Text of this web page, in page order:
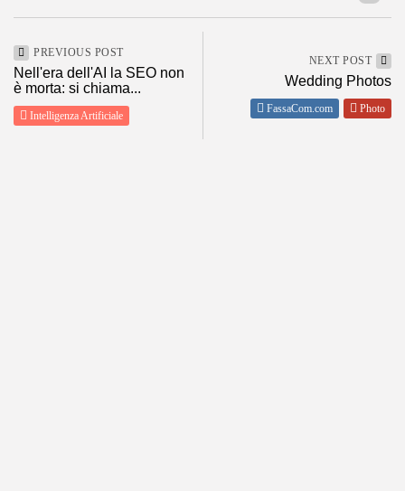
PREVIOUS POST
Nell'era dell'AI la SEO non
è morta: si chiama...
Intelligenza Artificiale
NEXT POST
Wedding Photos
FassaCom.com Photo